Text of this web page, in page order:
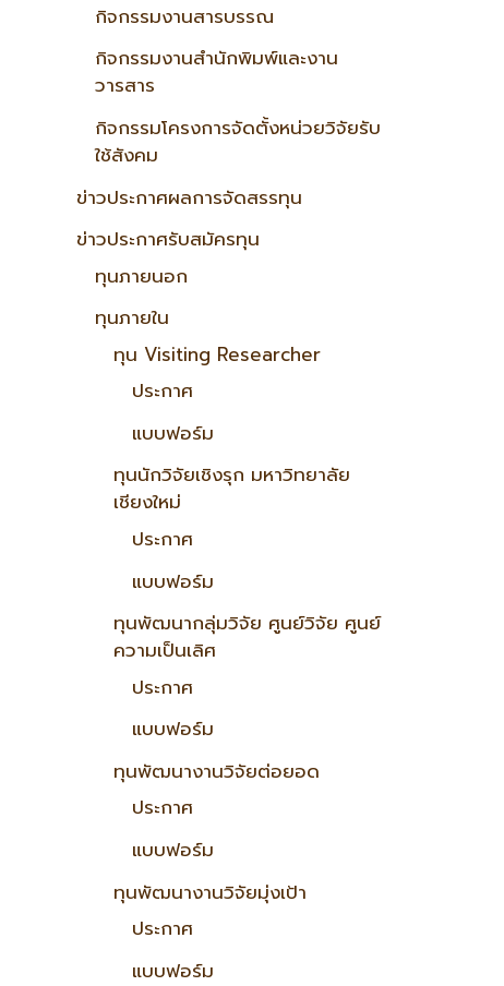
กิจกรรมงานสารบรรณ
กิจกรรมงานสำนักพิมพ์และงาน
วารสาร
กิจกรรมโครงการจัดตั้งหน่วยวิจัยรับ
ใช้สังคม
ข่าวประกาศผลการจัดสรรทุน
ข่าวประกาศรับสมัครทุน
ทุนภายนอก
ทุนภายใน
ทุน Visiting Researcher
ประกาศ
แบบฟอร์ม
ทุนนักวิจัยเชิงรุก มหาวิทยาลัย
เชียงใหม่
ประกาศ
แบบฟอร์ม
ทุนพัฒนากลุ่มวิจัย ศูนย์วิจัย ศูนย์
ความเป็นเลิศ
ประกาศ
แบบฟอร์ม
ทุนพัฒนางานวิจัยต่อยอด
ประกาศ
แบบฟอร์ม
ทุนพัฒนางานวิจัยมุ่งเป้า
ประกาศ
แบบฟอร์ม